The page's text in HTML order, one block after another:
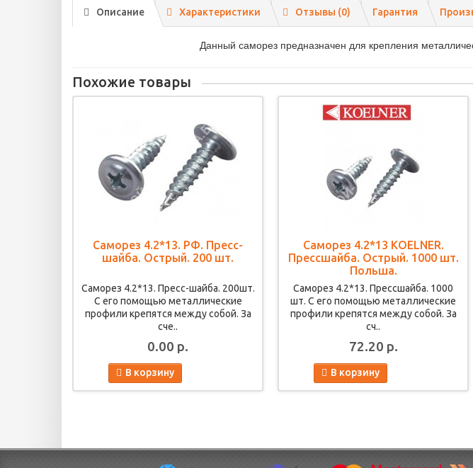
Описание Характеристики Отзывы (0) Гарантия
Данный саморез предназначен для крепления
Похожие товары
Саморез 4.2*13. РФ. Пресс-
шайба. Острый. 200 шт.
Саморез 4.2*13. Пресс-шайба. 200шт.
С его помощью металлические
профили крепятся между собой. За
сче..
0.00 р.
В корзину
Саморез 4.2*13 KOELNER.
Прессшайба. Острый. 1000 шт.
Польша.
Саморез 4.2*13. Прессшайба. 1000
шт. С его помощью металлические
профили крепятся между собой. За
сч..
72.20 р.
В корзину